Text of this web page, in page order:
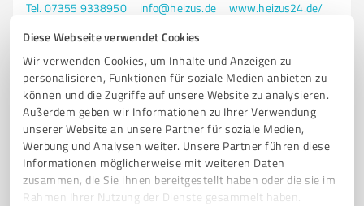
Diese Webseite verwendet Cookies
Wir verwenden Cookies, um Inhalte und Anzeigen zu
personalisieren, Funktionen für soziale Medien anbieten zu
können und die Zugriffe auf unsere Website zu analysieren.
Außerdem geben wir Informationen zu Ihrer Verwendung
unserer Website an unsere Partner für soziale Medien,
Werbung und Analysen weiter. Unsere Partner führen diese
Informationen möglicherweise mit weiteren Daten
zusammen, die Sie ihnen bereitgestellt haben oder die sie im
Rahmen Ihrer Nutzung der Dienste gesammelt haben.
Tel. 07355 9338950 info@heizus.de www.heizus24.de/
Nicht bewertet
4 Online Marketing
BM Digital GmbH Michael Bendl
BM Digital GmbH | www.bewerber-magnet.de